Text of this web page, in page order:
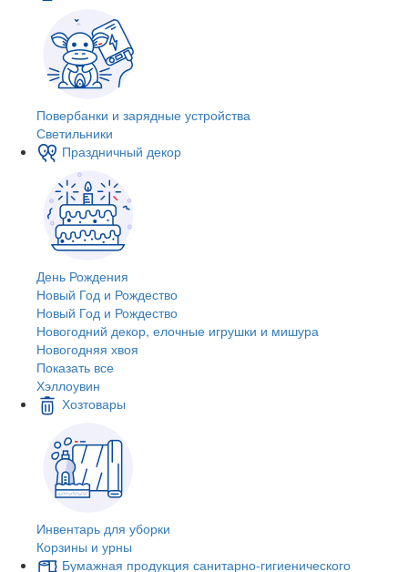
Повербанки и зарядные устройства
Светильники
Праздничный декор
День Рождения
Новый Год и Рождество
Новый Год и Рождество
Новогодний декор, елочные игрушки и мишура
Новогодняя хвоя
Показать все
Хэллоувин
Хозтовары
Инвентарь для уборки
Корзины и урны
Бумажная продукция санитарно-гигиенического